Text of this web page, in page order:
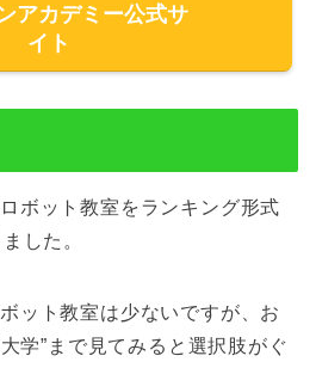
アカデミー公式サ
イト
ボット教室をランキング形式
した。
ット教室は少ないですが、お
学”まで見てみると選択肢がぐ